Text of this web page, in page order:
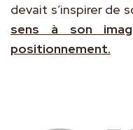
devait s’inspirer de
sens à son
positionnement.